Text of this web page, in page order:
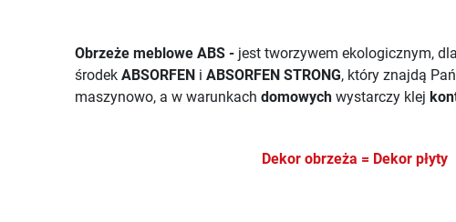
Obrzeże meblowe ABS - jest tworzywem ekologicznym,
środek ABSORFEN i ABSORFEN STRONG, który znajdą
maszynowo, a w warunkach domowych wystarczy klej
Dekor obrzeża = Dekor